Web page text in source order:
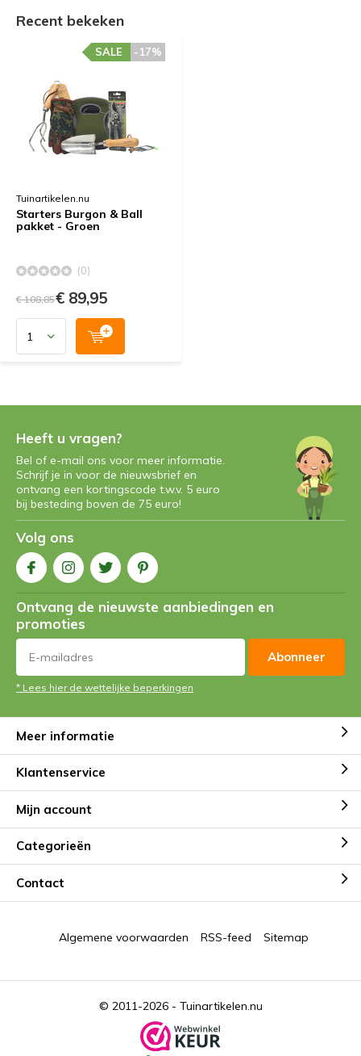
Recent bekeken
Tuinartikelen.nu
Starters Burgon & Ball
pakket - Groen
-17%
SALE
(0)
€ 108,85€ 89,95
Heeft u vragen?
Bel of e-mail ons voor meer informatie.
Schrijf je in voor de nieuwsbrief en
ontvang een kortingscode t.w.v. 5 euro
bij besteding boven de 75 euro!
Volg ons
Ontvang de nieuwste aanbiedingen en
promoties
Abonneer
* Lees hier de wettelijke beperkingen
Meer informatie
Klantenservice
Mijn account
Categorieën
Contact
© 2011-2026 - Tuinartikelen.nu
Algemene voorwaarden RSS-feed Sitemap